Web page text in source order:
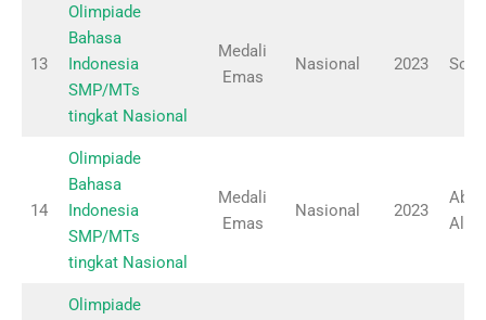
13
Olimpiade
Bahasa
Indonesia
SMP/MTs
tingkat Nasional
Medali
Emas
Nasional 2023
14
Olimpiade
Bahasa
Indonesia
SMP/MTs
tingkat Nasional
Medali
Emas
Nasional 2023
Aby
Al-
Olimpiade